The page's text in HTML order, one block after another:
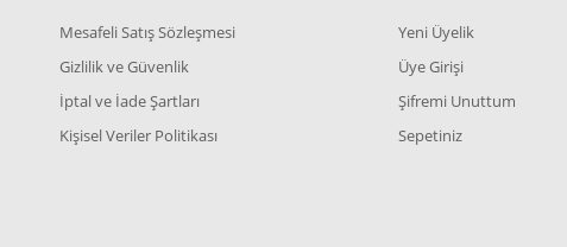
Mesafeli Satış Sözleşmesi
Gizlilik ve Güvenlik
İptal ve İade Şartları
Kişisel Veriler Politikası
Yeni Üyelik
Üye Girişi
Şifremi Unuttum
Sepetiniz